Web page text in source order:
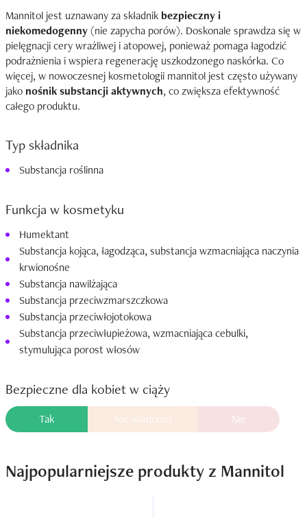
Mannitol jest uznawany za składnik bezpieczny i
niekomedogenny(nie zapycha porów). Doskonale sprawdza się w
pielęgnacji cery wrażliwej i atopowej, ponieważ pomaga łagodzić
podrażnienia i wspiera regenerację uszkodzonego naskórka. Co
więcej, w nowoczesnej kosmetologii mannitol jest często używany
jako nośnik substancji aktywnych, co zwiększa efektywność
całego produktu.
Typ składnika
Substancja roślinna
Funkcja w kosmetyku
Humektant
Substancja kojąca, łagodząca, substancja wzmacniająca naczynia
krwionośne
Substancja nawilżająca
Substancja przeciwzmarszczkowa
Substancja przeciwłojotokowa
Substancja przeciwłupieżowa, wzmacniająca cebulki,
stymulująca porost włosów
Bezpieczne dla kobiet w ciąży
Tak Nie wiadomo Nie
Najpopularniejsze produkty z Mannitol